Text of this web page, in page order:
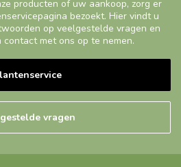
producten of uw aankoop, zorg er
bezoekt. Hier vindt u
op veelgestelde vragen en
met ons op te nemen.
vragen